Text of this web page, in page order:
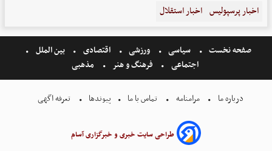
اخبار پرسپولیس اخبار استقلال
صفحه نخست سیاسی ورزشی اقتصادی
بین الملل
اجتماعی
فرهنگ و هنر مذهبی
درباره ما مرامنامه تماس با ما پیوندها تعرفه اگهی
طراحی سایت خبری و خبرگزاری آسام